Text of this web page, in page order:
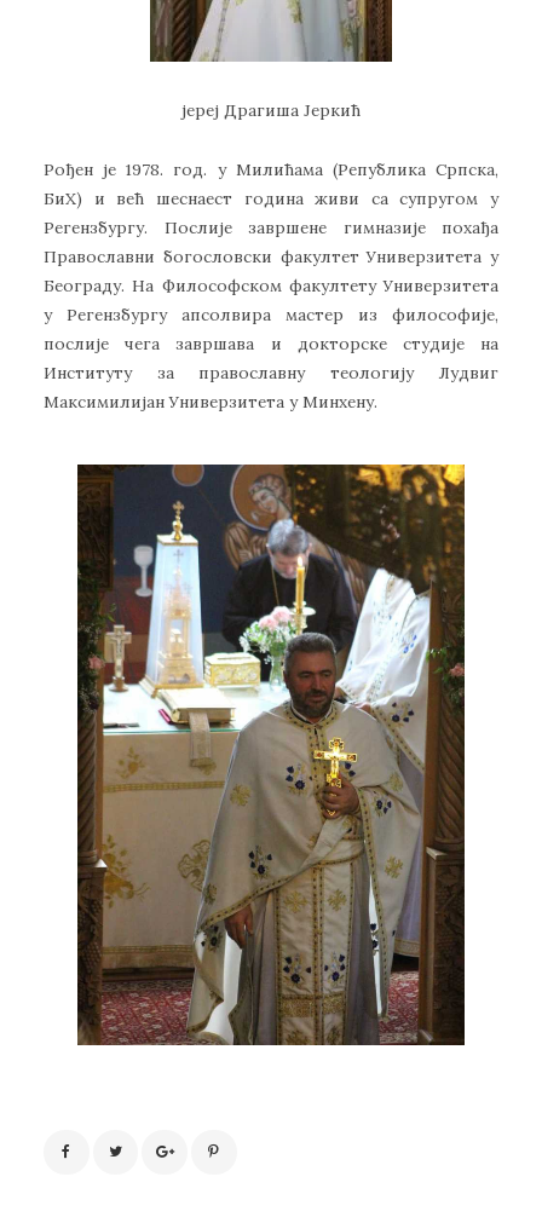
јереј Драгиша Јеркић
Рођен је 1978. год. у Милићама (Република Српска,
БиХ) и већ шеснаест година живи са супругом у
Регензбургу. Послије завршене гимназије похађа
Православни богословски факултет Универзитета у
Београду. На Философском факултету Универзитета
у Регензбургу апсолвира мастер из философије,
послије чега завршава и докторске студије на
Институту за православну теологију Лудвиг
Максимилијан Универзитета у Минхену.